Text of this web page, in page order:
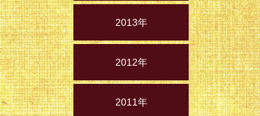
2013年
2012年
2011年